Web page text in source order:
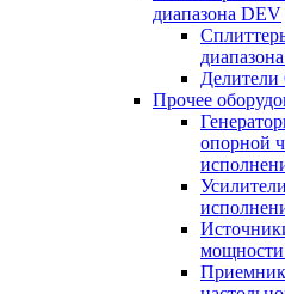
диапазона DEV
Делители
Прочее
опорной
мощности